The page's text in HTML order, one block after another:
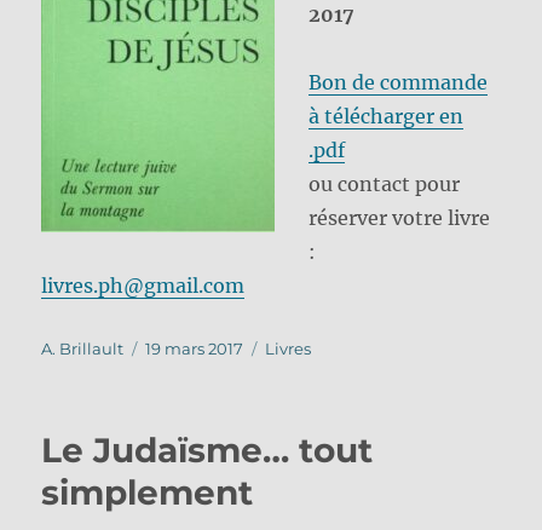
2017
Bon de commande
à télécharger en
.pdf
ou contact pour
réserver votre livre
:
livres.ph@gmail.com
Auteur
A. Brillault
Publié
19 mars 2017 Catégories
Livres
Le Judaïsme… tout
simplement